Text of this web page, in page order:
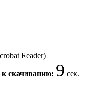
Reader)
к скачиванию: 9 сек.